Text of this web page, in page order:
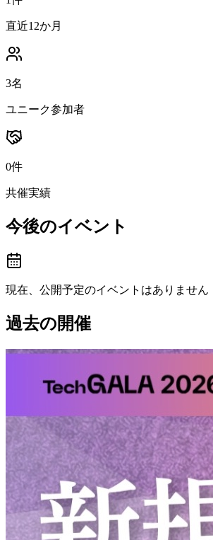
直近12か月
3名
ユニーク参加者
0件
共催実績
今後のイベント
現在、公開予定のイベントはありません
過去の開催